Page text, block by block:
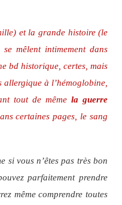
et la grande histoire (le
mêlent intimement dans
bd historique, certes, mais
allergique à l’hémoglobine,
tout de même la guerre
certaines pages, le sang
si vous n’êtes pas très bon
parfaitement prendre
même comprendre toutes